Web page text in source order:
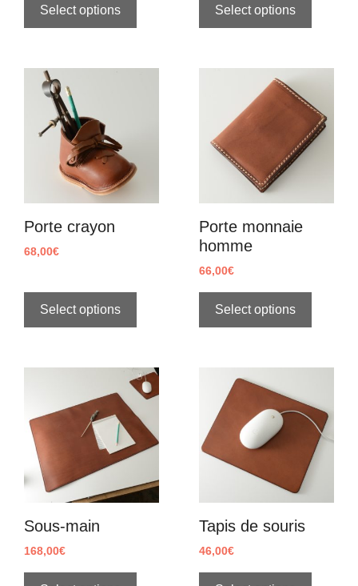
Select options Select options
Porte crayon
68,00€
Select options
Porte monnaie
homme
66,00€
Select options
Sous-main
168,00€
Tapis de souris
46,00€